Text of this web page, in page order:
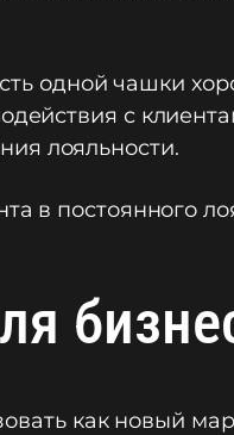
одной чашки
с
лояльности.
в постоянного
как новый